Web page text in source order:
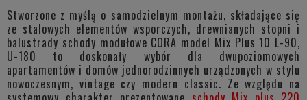
Stworzone z myślą o samodzielnym montażu, składające się
ze stalowych elementów wsporczych, drewnianych stopni i
balustrady schody modułowe CORA model Mix Plus 10 L-90,
U-180 to doskonały wybór dla dwupoziomowych
apartamentów i domów jednorodzinnych urządzonych w stylu
nowoczesnym, vintage czy modern classic. Ze względu na